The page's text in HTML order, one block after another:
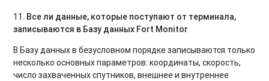
11. Все ли данные, которые поступают от терминала,
записываются в Базу данных Fort Monitor
В Базу данных в безусловном порядке записываются только
несколько основных параметров: координаты, скорость,
число захваченных спутников, внешнее и внутреннее